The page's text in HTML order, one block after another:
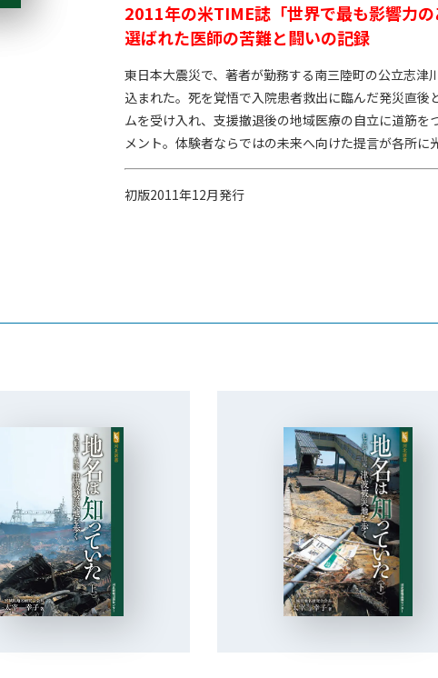
2011年の米TIME誌「世界で最も影響力
選ばれた医師の苦難と闘いの記録
東日本大震災で、著者が勤務する南三陸町の公立志
込まれた。死を覚悟で入院患者救出に臨んだ発災直後
ムを受け入れ、支援撤退後の地域医療の自立に道筋を
メント。体験者ならではの未来へ向けた提言が各所に
初版2011年12月発行